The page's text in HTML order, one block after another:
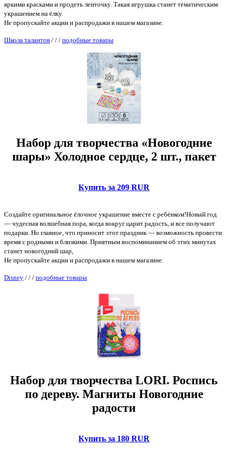
яркими красками и продеть ленточку. Такая игрушка станет тематическим
украшением на ёлку
Не пропускайте акции и распродажи в нашем магазине.
Школа талантов / / / подобные товары
Набор для творчества «Новогодние
шары» Холодное сердце, 2 шт., пакет
Купить за 209 RUR
Создайте оригинальное ёлочное украшение вместе с ребёнком!Новый год
— чудесная волшебная пора, когда вокруг царит радость, и все получают
подарки. Но главное, что приносит этот праздник — возможность провести
время с родными и близкими. Приятным воспоминанием об этих минутах
станет новогодний шар,
Не пропускайте акции и распродажи в нашем магазине.
Disney / / / подобные товары
Набор для творчества LORI. Роспись
по дереву. Магниты Новогодние
радости
Купить за 180 RUR